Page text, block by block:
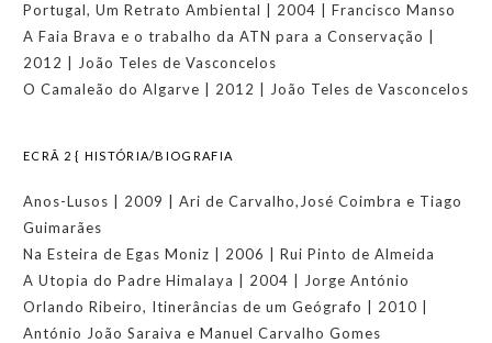
Portugal, Um Retrato Ambiental | 2004 | Francisco Manso
A Faia Brava e o trabalho da ATN para a Conservação |
2012 | João Teles de Vasconcelos
O Camaleão do Algarve | 2012 | João Teles de Vasconcelos
ECRÃ 2 { HISTÓRIA/BIOGRAFIA
Anos-Lusos | 2009 | Ari de Carvalho,José Coimbra e Tiago
Guimarães
Na Esteira de Egas Moniz | 2006 | Rui Pinto de Almeida
A Utopia do Padre Himalaya | 2004 | Jorge António
Orlando Ribeiro, Itinerâncias de um Geógrafo | 2010 |
António João Saraiva e Manuel Carvalho Gomes